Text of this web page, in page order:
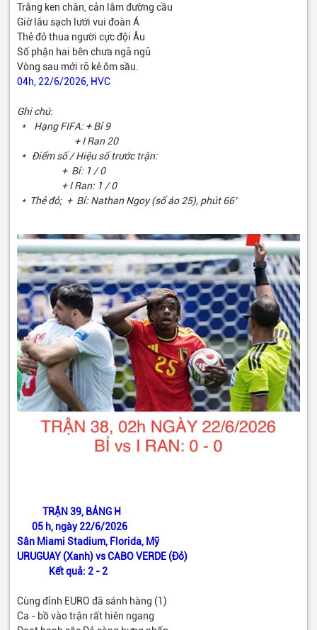
Trắng ken chân, cản lắm đường cầu
Giờ lâu sạch lưới vui đoàn Á
Thẻ đỏ thua người cực đội Âu
Số phận hai bên chưa ngã ngũ
Vòng sau mới rõ kẻ ôm sầu.
04h, 22/6/2026, HVC
Ghi chú:
* Hạng FIFA: + Bỉ 9
+ I Ran 20
* Điểm số / Hiệu số trước trận:
+ Bỉ: 1 / 0
+ I Ran: 1 / 0
* Thẻ đỏ; + Bỉ: Nathan Ngoy (số áo 25), phút 66’
TRẬN 39, BẢNG H
05 h, ngày 22/6/2026
Sân Miami Stadium, Florida, Mỹ
URUGUAY (Xanh) vs CABO VERDE (Đỏ)
Kết quả: 2 - 2
Cùng đỉnh EURO đã sánh hàng (1)
Ca - bồ vào trận rất hiên ngang